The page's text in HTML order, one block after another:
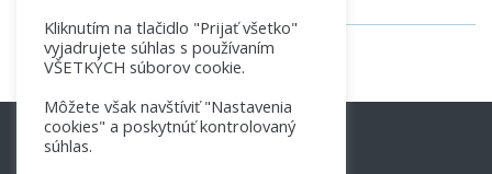
Kliknutím na tlačidlo "Prijať všetko"
vyjadrujete súhlas s používaním
VŠETKÝCH súborov cookie.
Môžete však navštíviť "Nastavenia
cookies" a poskytnúť kontrolovaný
súhlas.